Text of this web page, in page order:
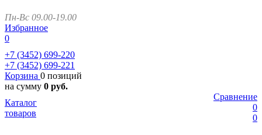
Пн-Вс 09.00-19.00
Избранное
0
+7 (3452) 699-220
+7 (3452) 699-221
Корзина 0 позиций
на сумму 0 руб.
Сравнение
0
0
Каталог
товаров